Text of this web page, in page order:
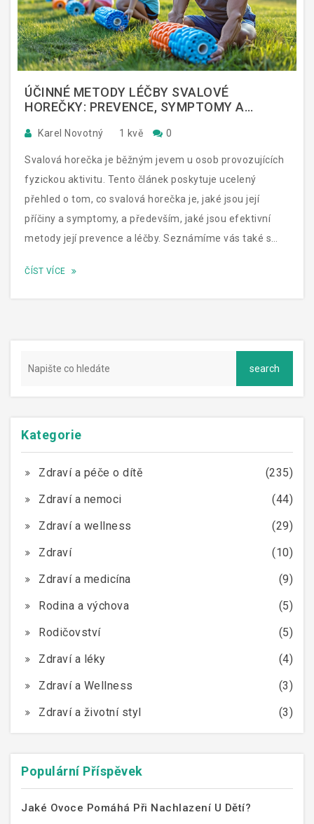
ÚČINNÉ METODY LÉČBY SVALOVÉ
HOREČKY: PREVENCE, SYMPTOMY A
Karel Novotný 1 kvě 0
Svalová horečka je běžným jevem u osob provozujících
fyzickou aktivitu. Tento článek poskytuje ucelený
přehled o tom, co svalová horečka je, jaké jsou její
příčiny a symptomy, a především, jaké jsou efektivní
metody její prevence a léčby. Seznámíme vás také s
náročném cvičení byla co nejpříjemnější a
ČÍST VÍCE
Kategorie
Zdraví a péče o dítě
(235)
Zdraví a nemoci
(44)
Zdraví a wellness
(29)
Zdraví
(10)
Zdraví a medicína
(9)
Rodina a výchova
(5)
Rodičovství
(5)
Zdraví a léky
(4)
Zdraví a Wellness
(3)
Zdraví a životní styl
(3)
Populární Příspěvek
Jaké Ovoce Pomáhá Při Nachlazení U Dětí?